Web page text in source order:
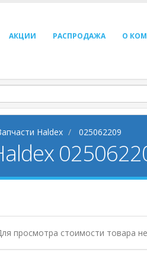
АКЦИИ РАСПРОДАЖА О
Haldex 025062209
просмотра стоимости товара